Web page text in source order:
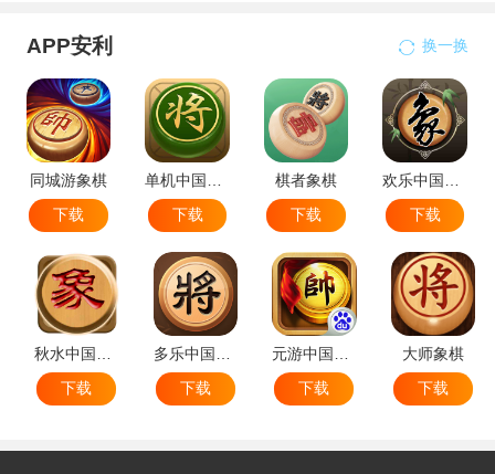
APP安利 换一换
同城游象棋
下载
单机中国象棋
下载
棋者象棋
下载
欢乐中国象棋
下载
秋水中国象棋
下载
多乐中国象棋
下载
元游中国象棋
下载
大师象棋
下载